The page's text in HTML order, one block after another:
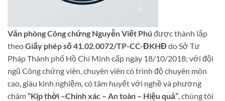
Văn phòng Công chứng Nguyễn Viết Phú được thành lập
theoGiấy phép số 41.02.0072/TP-CC-ĐKHĐ do Sở Tư
Pháp Thành phố Hồ Chí Minh cấp ngày 18/10/2018; với đội
ngũ Công chứng viên, chuyên viên có trình độ chuyên môn
cao, giàu kinh nghiệm, có tâm huyết với nghề và phương
châm“Kịp thời –Chính xác – An toàn – Hiệu quả”, chúng tôi